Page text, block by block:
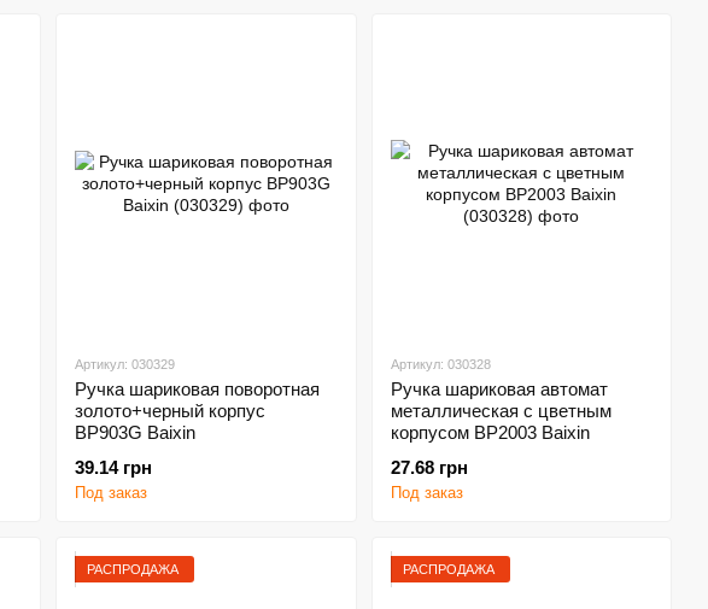
Артикул: 030329
Ручка шариковая поворотная
золото+черный корпус
BP903G Baixin
39.14 грн
Под заказ
Артикул: 030328
Ручка шариковая автомат
металлическая с цветным
корпусом ВР2003 Baixin
27.68 грн
Под заказ
РАСПРОДАЖА РАСПРОДАЖА